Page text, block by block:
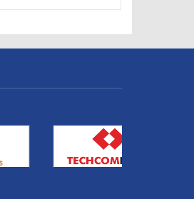
8.000.000₫.
là: